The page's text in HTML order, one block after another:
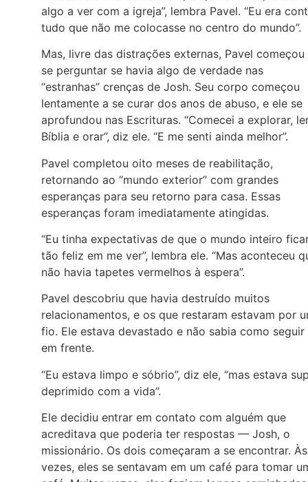
algo a ver com a igreja”, lembra Pavel. “Eu era
tudo que não me colocasse no centro do mundo”.
Mas, livre das distrações externas, Pavel começou
se perguntar se havia algo de verdade nas
“estranhas” crenças de Josh. Seu corpo começou
lentamente a se curar dos anos de abuso, e ele se
aprofundou nas Escrituras. “Comecei a explorar,
Bíblia e orar”, diz ele. “E me senti ainda melhor”.
Pavel completou oito meses de reabilitação,
retornando ao “mundo exterior” com grandes
esperanças para seu retorno para casa. Essas
esperanças foram imediatamente atingidas.
“Eu tinha expectativas de que o mundo inteiro
tão feliz em me ver”, lembra ele. “Mas aconteceu
não havia tapetes vermelhos à espera”.
Pavel descobriu que havia destruído muitos
relacionamentos, e os que restaram estavam por
fio. Ele estava devastado e não sabia como seguir
em frente.
“Eu estava limpo e sóbrio”, diz ele, “mas estava
deprimido com a vida”.
Ele decidiu entrar em contato com alguém que
acreditava que poderia ter respostas — Josh, o
missionário. Os dois começaram a se encontrar. Às
vezes, eles se sentavam em um café para tomar